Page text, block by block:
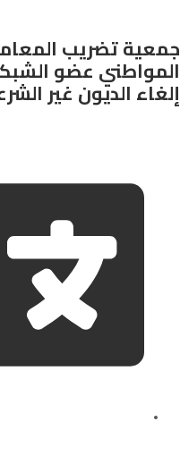
جمعية تضريب
المواطني عضو
إلغاء الديون غير